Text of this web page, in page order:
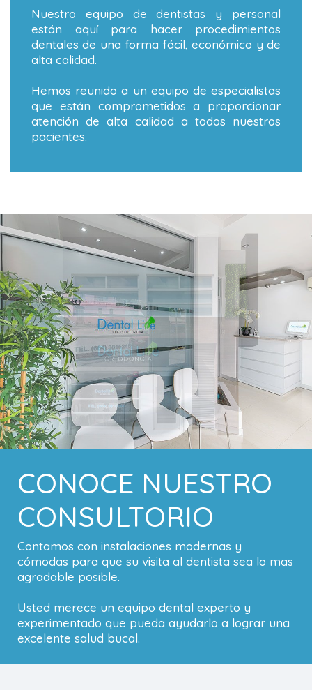
Nuestro equipo de dentistas y personal
están aquí para hacer procedimientos
dentales de una forma fácil, económico y de
alta calidad.
Hemos reunido a un equipo de especialistas
que están comprometidos a proporcionar
atención de alta calidad a todos nuestros
pacientes.
CONOCE NUESTRO
CONSULTORIO
Contamos con instalaciones modernas y
cómodas para que su visita al dentista sea lo mas
agradable posible.
Usted merece un equipo dental experto y
experimentado que pueda ayudarlo a lograr una
excelente salud bucal.